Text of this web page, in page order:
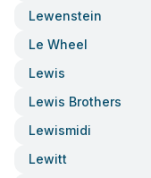
Lewenstein
Le Wheel
Lewis
Lewis Brothers
Lewismidi
Lewitt